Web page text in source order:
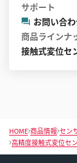
サポート
お問い合
商品ラインナ
接触式変位セ
HOME 商品情報 セン
高精度接触式変位セ